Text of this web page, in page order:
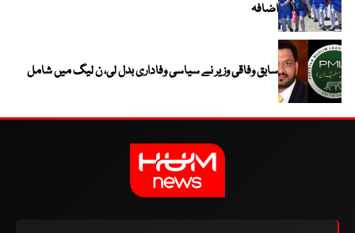
اضافہ
سابق وفاقی وزیر نے سیاسی وفاداری بدل لی، ن لیگ میں شامل